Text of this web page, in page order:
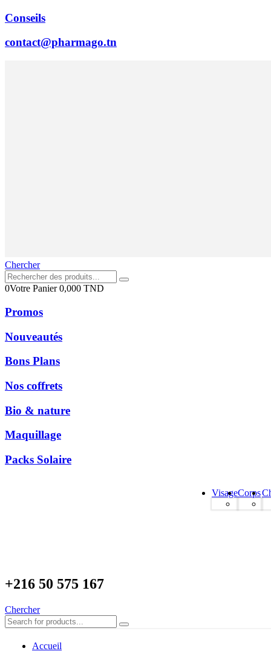
Conseils
contact@pharmago.tn
Chercher
0Votre Panier0,000 TND
Promos
Nouveautés
Bons Plans
Nos coffrets
Bio & nature
Maquillage
Packs Solaire
VisageCorps
+216 50 575 167
Chercher
Accueil